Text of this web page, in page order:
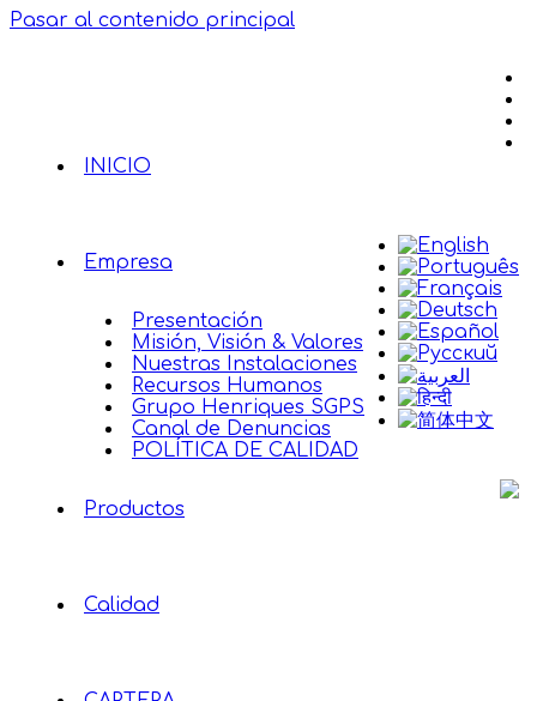
Pasar al contenido principal
INICIO
Empresa
Presentación
Misión, Visión & Valores
Nuestras Instalaciones
Recursos Humanos
Grupo Henriques SGPS
Canal de Denuncias
POLÍTICA DE CALIDAD
Productos
Calidad